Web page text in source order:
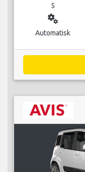
5
miscellaneous_services
Automatisk